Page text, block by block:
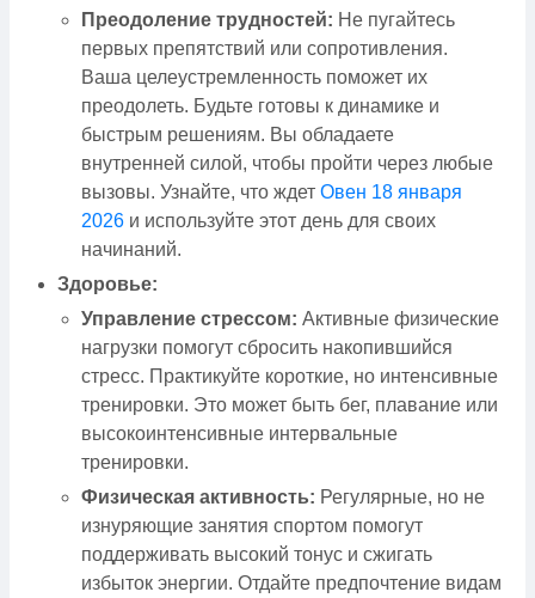
Преодоление трудностей: Не пугайтесь
первых препятствий или сопротивления.
Ваша целеустремленность поможет их
преодолеть. Будьте готовы к динамике и
быстрым решениям. Вы обладаете
внутренней силой, чтобы пройти через любые
вызовы. Узнайте, что ждет Овен 18 января
2026 и используйте этот день для своих
начинаний.
Здоровье:
Управление стрессом: Активные физические
нагрузки помогут сбросить накопившийся
стресс. Практикуйте короткие, но интенсивные
тренировки. Это может быть бег, плавание или
высокоинтенсивные интервальные
тренировки.
Физическая активность: Регулярные, но не
изнуряющие занятия спортом помогут
поддерживать высокий тонус и сжигать
избыток энергии. Отдайте предпочтение видам